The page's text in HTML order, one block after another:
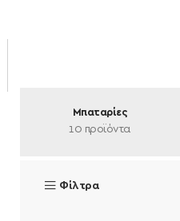
Μπαταρίες
10 προϊόντα
Φίλτρα